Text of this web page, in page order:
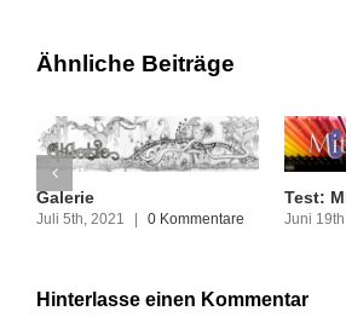
Ähnliche Beiträge
Galerie
Juli 5th, 2021 0 Kommentare
Test:
Juni
Hinterlasse einen Kommentar